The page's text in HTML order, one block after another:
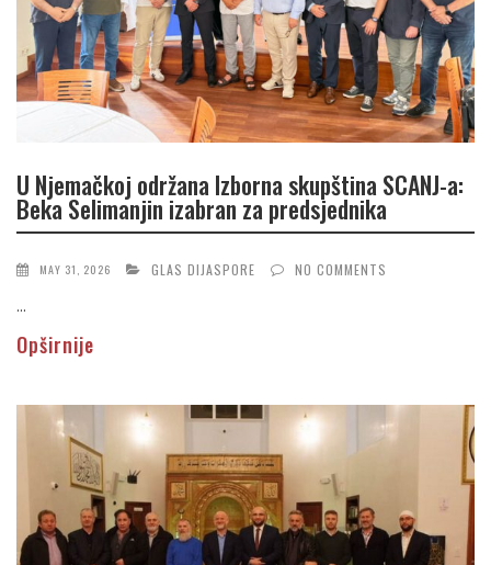
U Njemačkoj održana Izborna skupština SCANJ-a:
Beka Selimanjin izabran za predsjednika
MAY 31, 2026 GLAS DIJASPORE NO COMMENTS
...
Opširnije